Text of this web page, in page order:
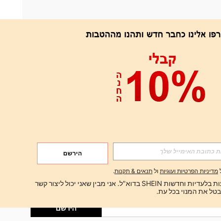
אפליקציה
הירשם
הירשם
הירשם
הירשם
מדיניות הפרטיות ועוגיות ול תנאים & תקנות.
ברצוני לקבל הצעות בלעדיות וחדשות SHEIN בדוא"ל. אני מבין שאני יכול ליצור קשר